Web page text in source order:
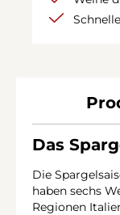
Das
Die
haben sechs
Regionen